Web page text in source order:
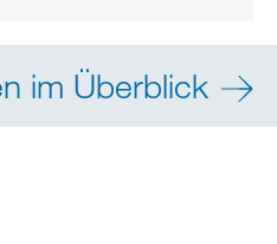
im Überblick